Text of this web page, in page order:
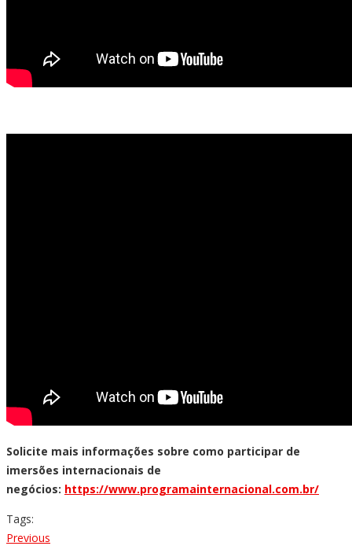
Solicite mais informações sobre como participar de
imersões internacionais de
negócios: https://www.programainternacional.com.br/
Tags:
Navegação
Previous